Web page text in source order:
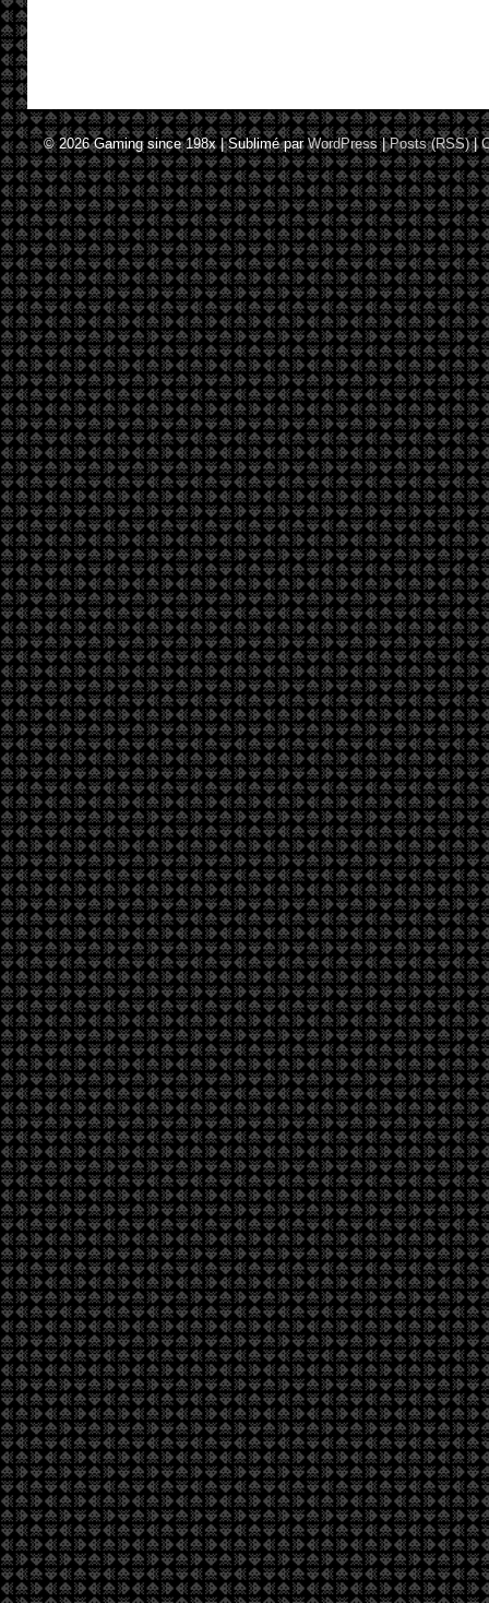
© 2026Gaming since 198x|Sublimé parWordPress |Posts (RSS)|